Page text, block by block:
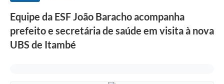
Equipe da ESF João Baracho acompanha
prefeito e secretária de saúde em visita à nova
UBS de Itambé